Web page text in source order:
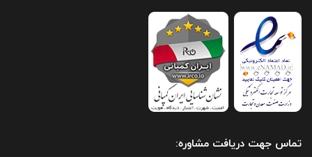
تماس جهت دریافت مشاوره: